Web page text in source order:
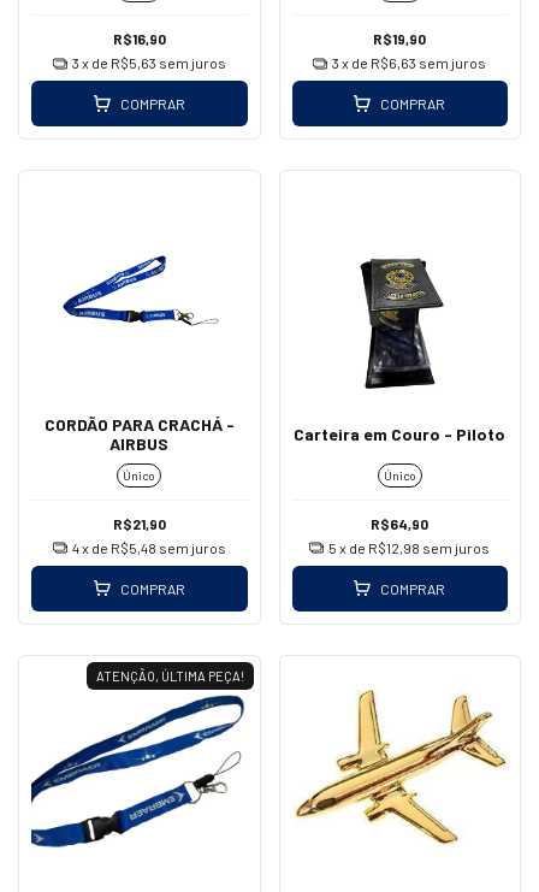
R$16,90
3 x de R$5,63 sem juros
COMPRAR
R$19,90
3 x de R$6,63 sem juros
COMPRAR
CORDÃO PARA CRACHÁ -
AIRBUS
Único
R$21,90
4x de R$5,48 sem juros
COMPRAR
Carteira em Couro - Piloto
Único
R$64,90
5 x de R$12,98 sem juros
COMPRAR
ATENÇÃO, ÚLTIMA PEÇA!